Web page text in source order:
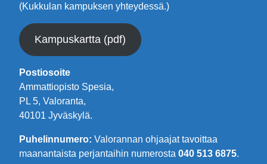
(Kukkulan kampuksen yhteydessä.)
Kampuskartta (pdf)
Postiosoite
Ammattiopisto Spesia,
PL 5, Valoranta,
40101 Jyväskylä.
Puhelinnumero: Valorannan ohjaajat tavoittaa
maanantaista perjantaihin numerosta 040 513 6875.